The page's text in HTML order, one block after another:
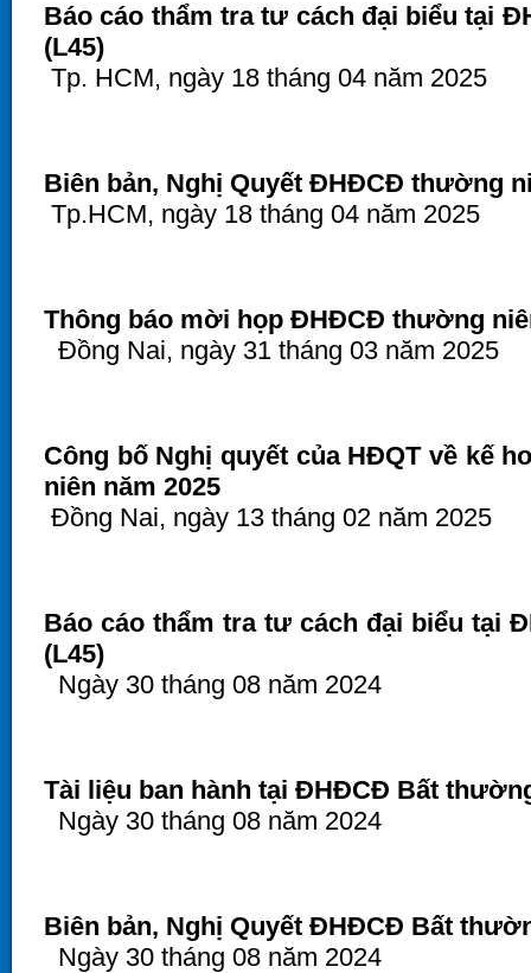
Báo cáo thẩm tra tư cách đại biểu tại
(L45)
Tp. HCM, ngày 18 tháng 04 năm 2025
Biên bản, Nghị Quyết ĐHĐCĐ thường
Tp.HCM, ngày 18 tháng 04 năm 2025
Thông báo mời họp ĐHĐCĐ thường
Đồng Nai, ngày 31 tháng 03 năm 2025
Công bố Nghị quyết của HĐQT về kế
niên năm 2025
Đồng Nai, ngày 13 tháng 02 năm 2025
Báo cáo thẩm tra tư cách đại biểu tại
(L45)
Ngày 30 tháng 08 năm 2024
Tài liệu ban hành tại ĐHĐCĐ Bất
Ngày 30 tháng 08 năm 2024
Biên bản, Nghị Quyết ĐHĐCĐ Bất
Ngày 30 tháng 08 năm 2024